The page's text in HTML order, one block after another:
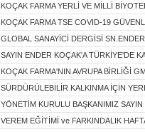
KOÇAK FARMA YERLİ VE MİLLİ
KOÇAK FARMA TSE COVID-19
GLOBAL SANAYİCİ DERGİSİ SN.ENDER
SAYIN ENDER KOÇAK'A TÜRKİYE'DE
KOÇAK FARMA'NIN AVRUPA BİRLİĞİ
SÜRDÜRÜLEBİLİR KALKINMA İÇİN
YÖNETİM KURULU BAŞKANIMIZ SAYIN
VEREM EĞİTİMİ ve FARKINDALIK